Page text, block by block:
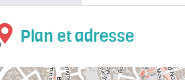
Plan et adresse